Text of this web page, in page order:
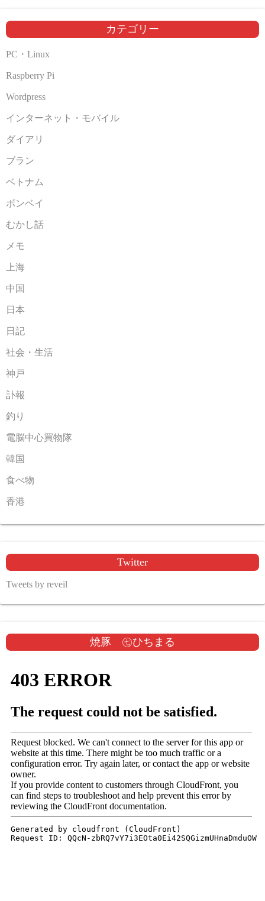
ブ
カテゴリー
PC・Linux
Raspberry Pi
Wordpress
インターネット・モバイル
ダイアリ
ブラン
ベトナム
ボンベイ
むかし話
メモ
上海
中国
日本
日記
社会・生活
神戸
訃報
釣り
電脳中心買物隊
韓国
食べ物
香港
Twitter
Tweets by reveil
焼豚 ㊆ひちまる